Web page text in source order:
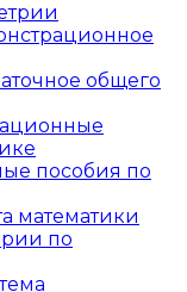
общего
пособия по
математики
по